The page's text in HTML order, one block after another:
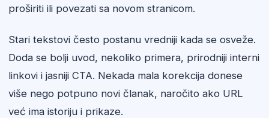
proširiti ili povezati sa novom stranicom.
Stari tekstovi često postanu vredniji kada se osveže.
Doda se bolji uvod, nekoliko primera, prirodniji interni
linkovi i jasniji CTA. Nekada mala korekcija donese
više nego potpuno novi članak, naročito ako URL
već ima istoriju i prikaze.